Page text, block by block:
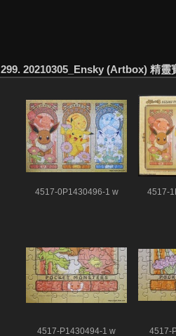
299. 20210305_Ensky (Artbox) 精靈
4517-0P1430496-1 w 4517-
4517-P1430494-1 w 4517-